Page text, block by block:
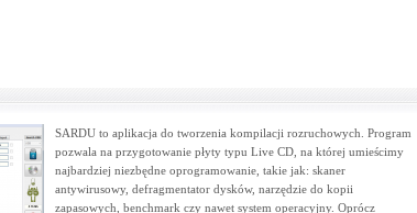
SARDU to aplikacja do tworzenia kompilacji rozruchowych. Program
pozwala na przygotowanie płyty typu Live CD, na której umieścimy
najbardziej niezbędne oprogramowanie, takie jak: skaner
antywirusowy, defragmentator dysków, narzędzie do kopii
zapasowych, benchmark czy nawet system operacyjny. Oprócz